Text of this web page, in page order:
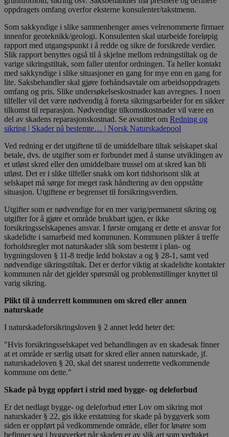
oppdragets omfang overfor eksterne konsulenter/takstmenn.
Som sakkyndige i slike sammenhenger anses velrenommerte firmaer
innenfor geoteknikk/geologi. Konsulenten skal utarbeide foreløpig
rapport med utgangspunkt i å redde og sikre de forsikrede verdier.
Slik rapport benyttes også til å skjelne mellom redningstiltak og de
varige sikringstiltak, som faller utenfor ordningen. Ta heller kontakt
med sakkyndige i slike situasjoner en gang for mye enn en gang for
lite. Saksbehandler skal gjøre forhåndsavtale om arbeidsoppdragets
omfang og pris. Slike undersøkelseskostnader kan avregnes. I noen
tilfeller vil det være nødvendig å foreta sikringsarbeider for en sikker
tilkomst til reparasjon. Nødvendige tilkomstkostnader vil være en
del av skadens reparasjonskostnad. Se avsnittet om Redning og
sikring | Skader på bestemte… | Norsk Naturskadepool
Ved redning er det utgiftene til de umiddelbare tiltak selskapet skal
betale, dvs. de utgifter som er forbundet med å stanse utviklingen av
et utløst skred eller den umiddelbare trussel om at skred kan bli
utløst. Det er i slike tilfeller snakk om kort tidshorisont slik at
selskapet må sørge for meget rask håndtering av den oppståtte
situasjon. Utgiftene er begrenset til forsikringsverdien.
Utgifter som er nødvendige for en mer varig/permanent sikring og
utgifter for å gjøre et område brukbart igjen, er ikke
forsikringsselskapenes ansvar. I første omgang er dette et ansvar for
skadelidte i samarbeid med kommunen. Kommunen plikter å treffe
forholdsregler mot naturskader slik som bestemt i plan- og
bygningsloven § 11-8 tredje ledd bokstav a og § 28-1, samt ved
nødvendige sikringstiltak. Det er derfor viktig at skadelidte kontakter
kommunen når det gjelder spørsmål og problemstillinger knyttet til
varig sikring.
Plikt til å underrett kommunen om skred eller annen
naturskade
I naturskadeforsikringsloven § 2 annet ledd heter det:
"Hvis forsikringsselskapet ved behandlingen av en skadesak finner
at et område er særlig utsatt for skred eller annen naturskade, jf.
naturskadeloven § 20, skal det snarest underrette vedkommende
kommune om dette."
Skade på bygg oppført i strid med bygge- og deleforbud
Er det nedlagt bygge- og deleforbud etter Lov om sikring mot
naturskader § 22, gis ikke erstatning for skade på byggverk som
siden er oppført på vedkommende område, eller for løsøre som
befinner seg i byggverket når skaden er av slik art som vedtaket